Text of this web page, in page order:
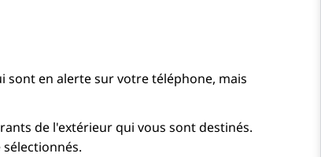
en alerte sur votre téléphone, mais
de l'extérieur qui vous sont destinés.